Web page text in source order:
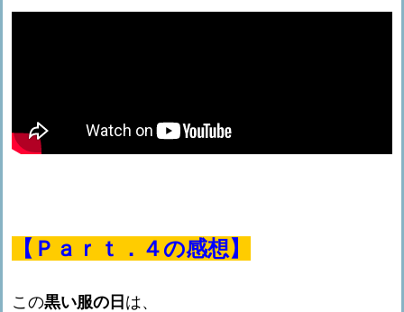
【Ｐａｒｔ．４の感想】
この黒い服の日 は、